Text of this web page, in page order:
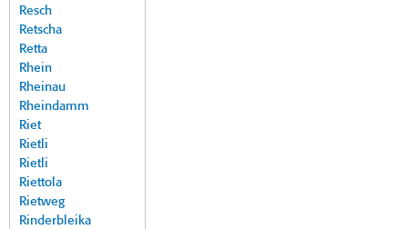
Resch
Retscha
Retta
Rhein
Rheinau
Rheindamm
Riet
Rietli
Rietli
Riettola
Rietweg
Rinderbleika